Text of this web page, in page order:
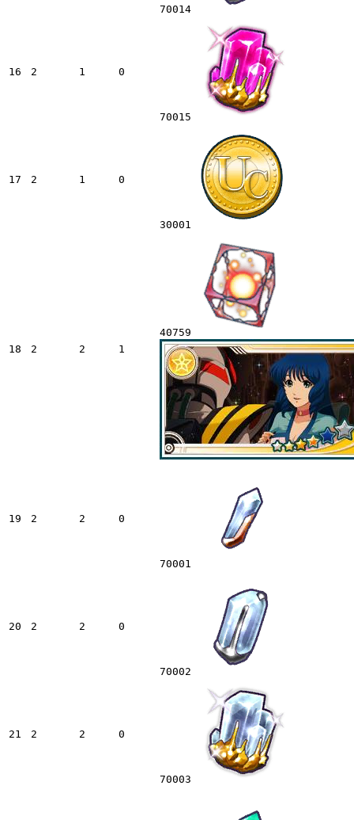
70014
16 2 1 0
70015
17 2 1 0
30001
18 2 2 1
40759
19 2 2 0
70001
20 2 2 0
70002
21 2 2 0
70003